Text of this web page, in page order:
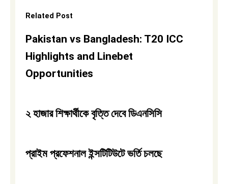
Related Post
Pakistan vs Bangladesh: T20 ICC
Highlights and Linebet
Opportunities
২ হাজার শিক্ষার্থীকে বৃত্তি দেবে ডিএনসিসি
প্রাইম প্রফেশনাল ইন্সটিটিউটে ভর্তি চলছে